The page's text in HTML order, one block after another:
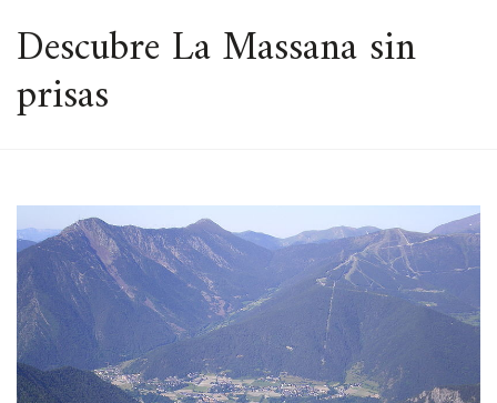
ESPACIO
Descubre La Massana sin
prisas